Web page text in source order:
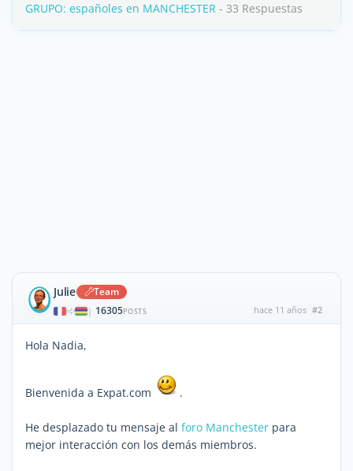
GRUPO: españoles en MANCHESTER - 33 Respuestas
Julie Team
| 16305POSTS hace 11 años #2
Hola Nadia,
Bienvenida a Expat.com .
He desplazado tu mensaje al foro Manchester para
mejor interacción con los demás miembros.